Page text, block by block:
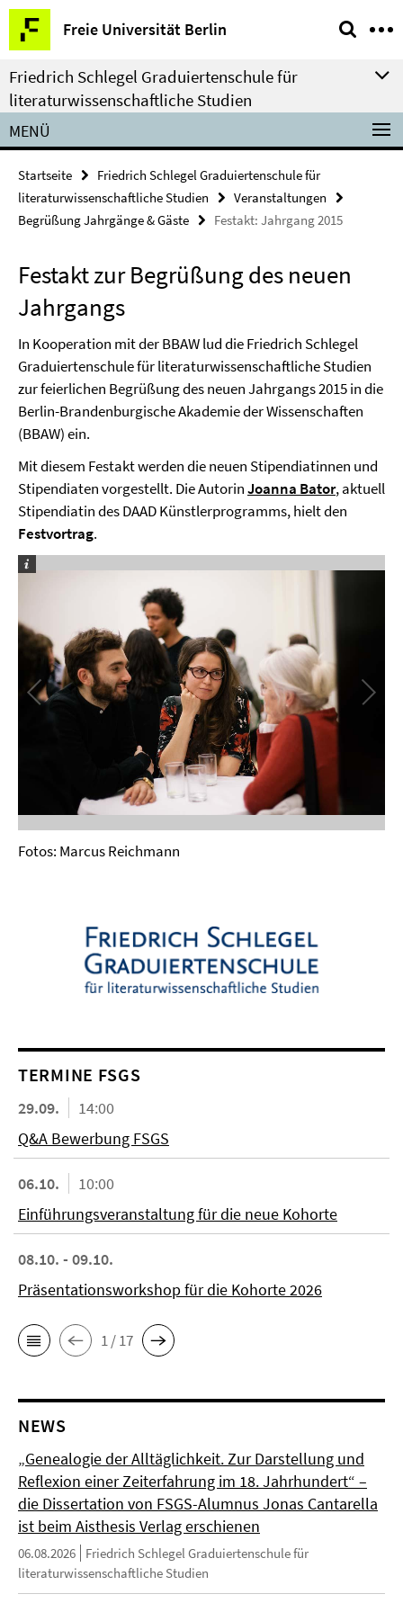
Springe
direkt
zu
Inhalt
Freie Universität Berlin
Service-
Navigation
Friedrich Schlegel Graduiertenschule für
literaturwissenschaftliche Studien
MENÜ
Startseite
Friedrich Schlegel Graduiertenschule für
literaturwissenschaftliche Studien
Veranstaltungen
Begrüßung Jahrgänge & Gäste
Festakt: Jahrgang 2015
Festakt zur Begrüßung des neuen
Jahrgangs
In Kooperation mit der BBAW lud die Friedrich Schlegel
Graduiertenschule für literaturwissenschaftliche Studien
zur feierlichen Begrüßung des neuen Jahrgangs 2015 in die
Berlin-Brandenburgische Akademie der Wissenschaften
(BBAW) ein.
Mit diesem Festakt werden die neuen Stipendiatinnen und
Stipendiaten vorgestellt. Die AutorinJoanna Bator, aktuell
Stipendiatin des DAAD Künstlerprogramms, hielt den
Festvortrag.
Fotos: Marcus Reichmann
TERMINE FSGS
29.09.
14:00
Q&A Bewerbung FSGS
06.10.
10:00
Einführungsveranstaltung für die neue Kohorte
08.10. - 09.10.
Präsentationsworkshop für die Kohorte 2026
1 / 17
NEWS
„Genealogie der Alltäglichkeit. Zur Darstellung und
Reflexion einer Zeiterfahrung im 18. Jahrhundert“ –
die Dissertation von FSGS-Alumnus Jonas Cantarella
ist beim Aisthesis Verlag erschienen
06.08.2026
Friedrich Schlegel Graduiertenschule für
literaturwissenschaftliche Studien